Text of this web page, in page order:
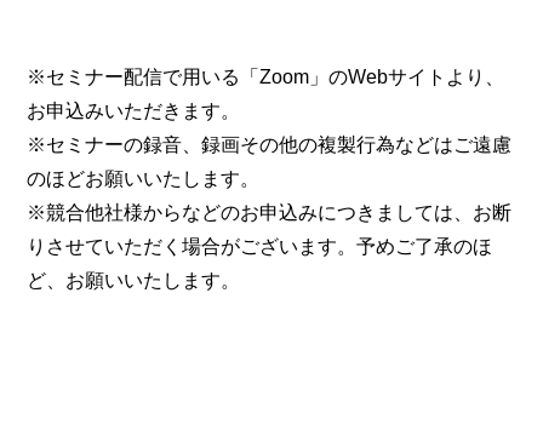
※セミナー配信で用いる「Zoom」のWebサイトより、
お申込みいただきます。
※セミナーの録音、録画その他の複製行為などはご遠慮
のほどお願いいたします。
※競合他社様からなどのお申込みにつきましては、お断
りさせていただく場合がございます。予めご了承のほ
ど、お願いいたします。